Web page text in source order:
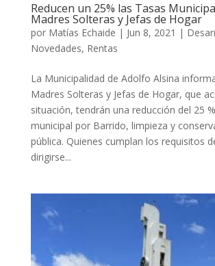
Reducen un 25% las Tasas
Madres Solteras y Jefas de Hogar
por Matías Echaide | Jun 8, 2021 |
Novedades, Rentas
La Municipalidad de Adolfo Alsina
Madres Solteras y Jefas de Hogar, que
situación, tendrán una reducción del 25
municipal por Barrido, limpieza y
pública. Quienes cumplan los requisitos
dirigirse...